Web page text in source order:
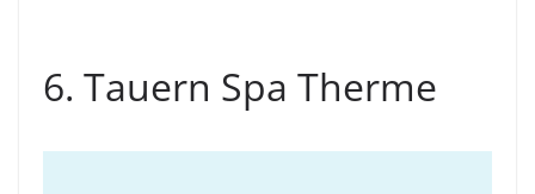
6. Tauern Spa Therme